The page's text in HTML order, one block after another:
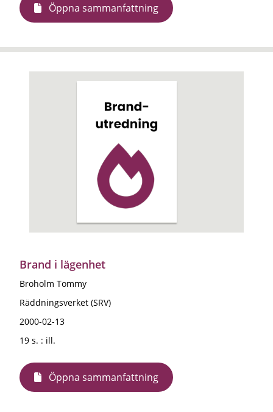
Öppna sammanfattning
Brand i lägenhet
Broholm Tommy
Räddningsverket (SRV)
2000-02-13
19 s. : ill.
Öppna sammanfattning